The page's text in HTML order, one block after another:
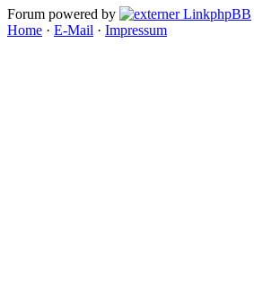
Forum powered by phpBB
Home · E-Mail · Impressum